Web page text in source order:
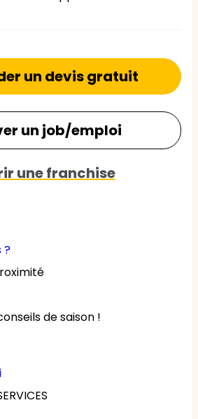
?
de saison !
un devis gratuit
un job/emploi
une franchise